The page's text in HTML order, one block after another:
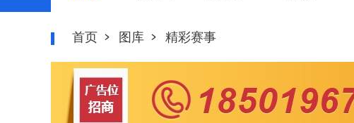
首页 图库 精彩赛事